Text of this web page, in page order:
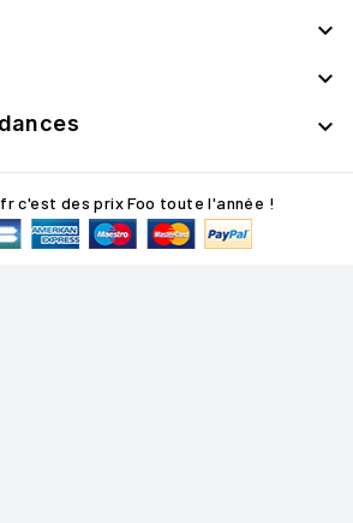



c'est des prix Foo toute l'année !